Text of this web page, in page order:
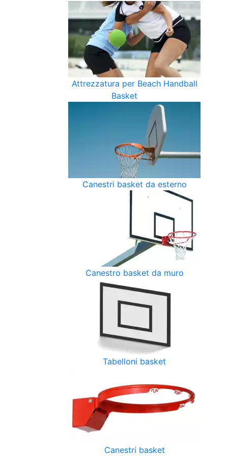
Attrezzatura per Beach Handball
Basket
Canestri basket da esterno
Canestro basket da muro
Tabelloni basket
Canestri basket